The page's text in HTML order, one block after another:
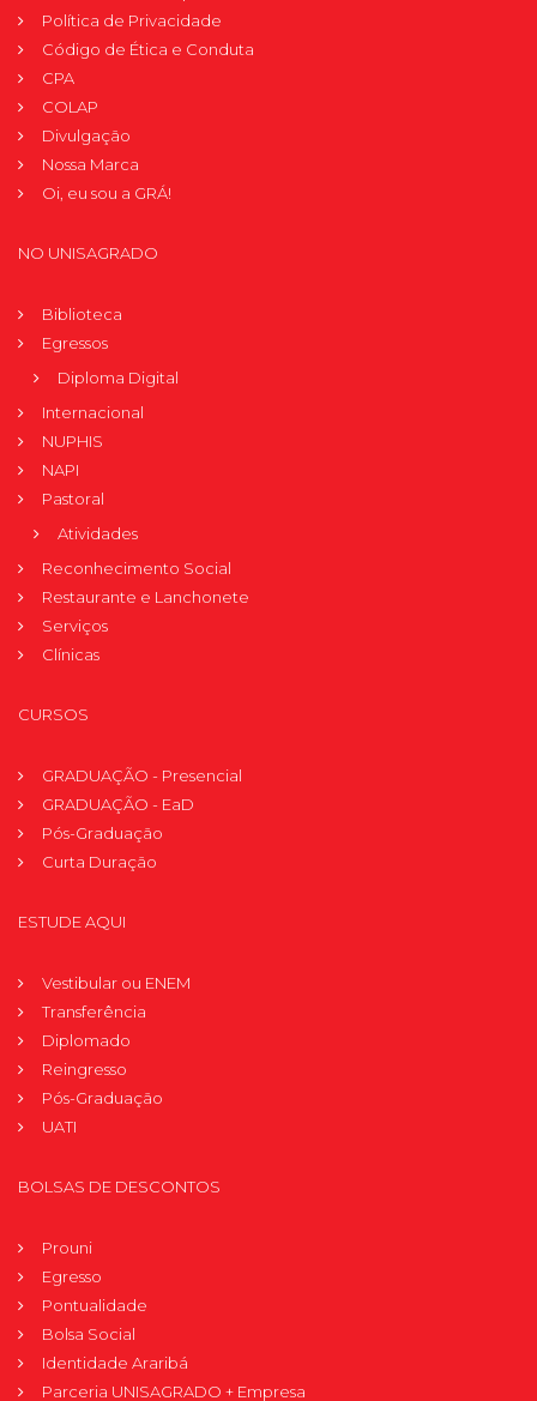
Política de Privacidade
Código de Ética e Conduta
CPA
COLAP
Divulgação
Nossa Marca
Oi, eu sou a GRÁ!
NO UNISAGRADO
Biblioteca
Egressos
Diploma Digital
Internacional
NUPHIS
NAPI
Pastoral
Atividades
Reconhecimento Social
Restaurante e Lanchonete
Serviços
Clínicas
CURSOS
GRADUAÇÃO - Presencial
GRADUAÇÃO - EaD
Pós-Graduação
Curta Duração
ESTUDE AQUI
Vestibular ou ENEM
Transferência
Diplomado
Reingresso
Pós-Graduação
UATI
BOLSAS DE DESCONTOS
Prouni
Egresso
Pontualidade
Bolsa Social
Identidade Araribá
Parceria UNISAGRADO + Empresa